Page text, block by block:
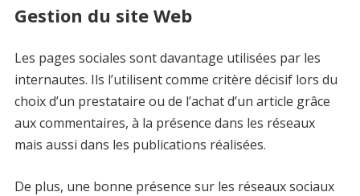
Gestion du site Web
Les pages sociales sont davantage utilisées par les
internautes. Ils l’utilisent comme critère décisif lors du
choix d’un prestataire ou de l’achat d’un article grâce
aux commentaires, à la présence dans les réseaux
mais aussi dans les publications réalisées.
De plus, une bonne présence sur les réseaux sociaux